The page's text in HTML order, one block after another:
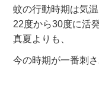
蚊の行動時期は気温
22度から30度に活
真夏よりも、
今の時期が一番刺